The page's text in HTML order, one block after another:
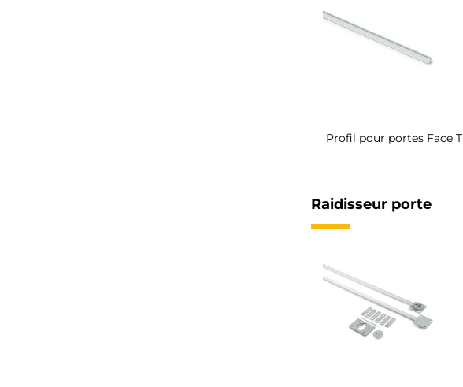
Profil pour portes Face T
Raidisseur porte